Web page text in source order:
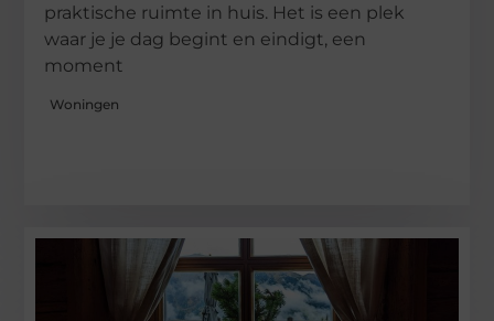
praktische ruimte in huis. Het is een plek
waar je je dag begint en eindigt, een
moment
Woningen